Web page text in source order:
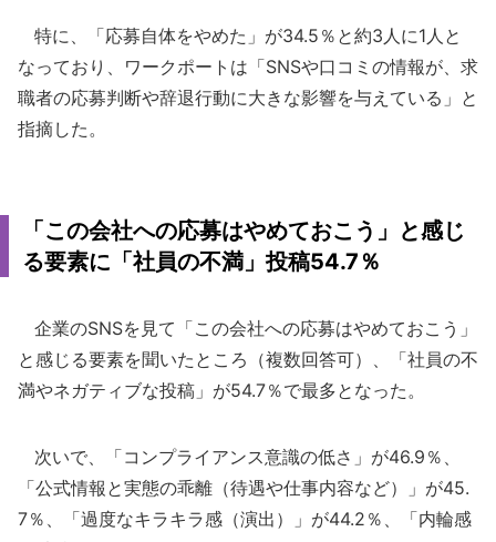
特に、「応募自体をやめた」が34.5％と約3人に1人と
なっており、ワークポートは「SNSや口コミの情報が、求
職者の応募判断や辞退行動に大きな影響を与えている」と
指摘した。
「この会社への応募はやめておこう」と感じ
る要素に「社員の不満」投稿54.7％
企業のSNSを見て「この会社への応募はやめておこう」
と感じる要素を聞いたところ（複数回答可）、「社員の不
満やネガティブな投稿」が54.7％で最多となった。
次いで、「コンプライアンス意識の低さ」が46.9％、
「公式情報と実態の乖離（待遇や仕事内容など）」が45.
7％、「過度なキラキラ感（演出）」が44.2％、「内輪感